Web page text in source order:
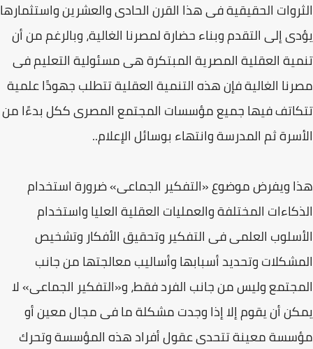
الثروات الحقيقية فى هذا القرن الحادى والعشرين واستثمارها
يؤدى إلى التقدم وبناء حضارة لمصرنا الغالية، وبالرغم من أن
تنمية العقلية المصرية المبتكرة هى مسئولية التعليم فى
مصرنا الغالية فإن هذه التنمية العقلية تتطلب جهودًا علمية
تتكاتف فيها جميع مؤسسات المجتمع المصرى ككل بدءًا من
الأسرة ثم المدرسة وانتهاء بوسائل الإعلام..
هذا ويفرض موضوع «التفكير الجماعى» ضرورة استخدام
الذكاءات المختلفة والعمليات العقلية العليا واستخدام
الأسلوب العلمى فى التفكير وتحقيق الأفكار وتشخيص
المشكلات وتحديد أسبابها وأساليب معالجتها من جانب
المجتمع وليس من جانب الفرد فقط، و«التفكير الجماعى» لا
يمكن أن يقوم إلا إذا وجدت مشكلة ما فى مجال معين أو
مؤسسة معينة تتحدى عقول أفراد هذه المؤسسة وتحرك